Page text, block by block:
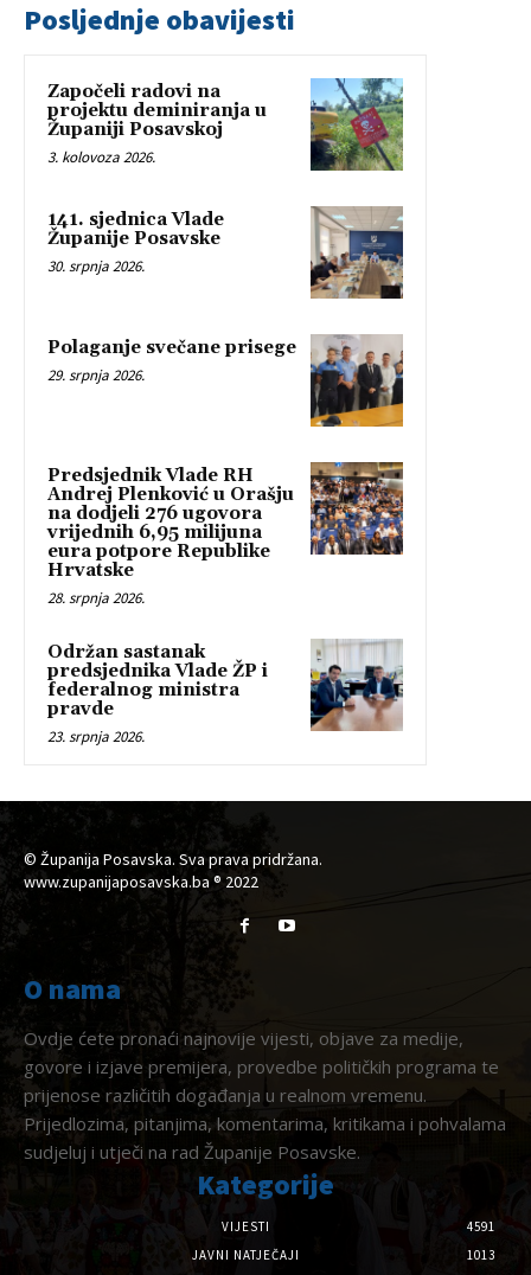
Posljednje obavijesti
Započeli radovi na
projektu deminiranja u
Županiji Posavskoj
3. kolovoza 2026.
141. sjednica Vlade
Županije Posavske
30. srpnja 2026.
Polaganje svečane prisege
29. srpnja 2026.
Predsjednik Vlade RH
Andrej Plenković u Orašju
na dodjeli 276 ugovora
vrijednih 6,95 milijuna
eura potpore Republike
Hrvatske
28. srpnja 2026.
Održan sastanak
predsjednika Vlade ŽP i
federalnog ministra
pravde
23. srpnja 2026.
© Županija Posavska. Sva prava pridržana.
www.zupanijaposavska.ba ® 2022
O nama
Ovdje ćete pronaći najnovije vijesti, objave za medije,
govore i izjave premijera, provedbe političkih programa te
prijenose različitih događanja u realnom vremenu.
Prijedlozima, pitanjima, komentarima, kritikama i pohvalama
sudjeluj i utječi na rad Županije Posavske.
Kategorije
VIJESTI
4591
JAVNI NATJEČAJI
1013